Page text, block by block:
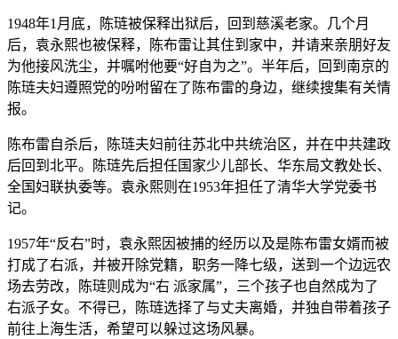
1948年1月底，陈琏被保释出狱后，回到慈溪老家。几个月
后，袁永熙也被保释，陈布雷让其住到家中，并请来亲朋好友
为他接风洗尘，并嘱咐他要“好自为之”。半年后，回到南京的
陈琏夫妇遵照党的吩咐留在了陈布雷的身边，继续搜集有关情
报。
陈布雷自杀后，陈琏夫妇前往苏北中共统治区，并在中共建政
后回到北平。陈琏先后担任国家少儿部长、华东局文教处长、
全国妇联执委等。袁永熙则在1953年担任了清华大学党委书
记。
1957年“反右”时，袁永熙因被捕的经历以及是陈布雷女婿而被
打成了右派，并被开除党籍，职务一降七级，送到一个边远农
场去劳改，陈琏则成为“右 派家属”，三个孩子也自然成为了
右派子女。不得已，陈琏选择了与丈夫离婚，并独自带着孩子
前往上海生活，希望可以躲过这场风暴。